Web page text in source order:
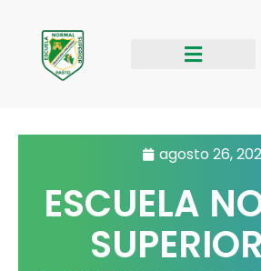
contenido
agosto 26,
ESCUELA